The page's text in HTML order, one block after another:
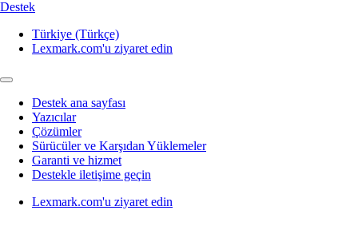
Destek
Türkiye (Türkçe)
Lexmark.com'u ziyaret edin
Destek ana sayfası
Yazıcılar
Çözümler
Sürücüler ve Karşıdan Yüklemeler
Garanti ve hizmet
Destekle iletişime geçin
Lexmark.com'u ziyaret edin